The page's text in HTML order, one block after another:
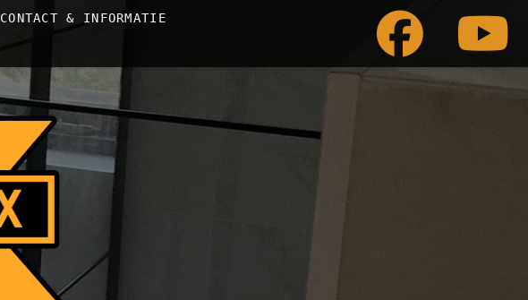
CONTACT & INFORMATIE